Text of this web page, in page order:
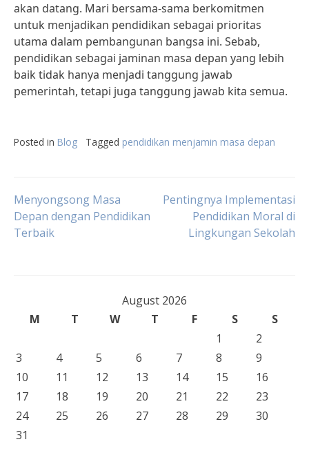
akan datang. Mari bersama-sama berkomitmen
untuk menjadikan pendidikan sebagai prioritas
utama dalam pembangunan bangsa ini. Sebab,
pendidikan sebagai jaminan masa depan yang lebih
baik tidak hanya menjadi tanggung jawab
pemerintah, tetapi juga tanggung jawab kita semua.
Posted in Blog Tagged pendidikan menjamin masa depan
Post
navigation
Menyongsong Masa
Depan dengan Pendidikan
Terbaik
Pentingnya Implementasi
Pendidikan Moral di
Lingkungan Sekolah
August 2026
M
T W T F S
S
1
2
3
4 5 6 7 8
9
10
11 12 13 14 15
16
17
18 19 20 21 22
23
24
25 26 27 28 29
30
31